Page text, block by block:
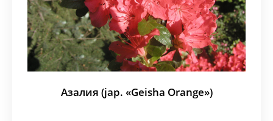
Азалия (jap. «Geisha Orange»)